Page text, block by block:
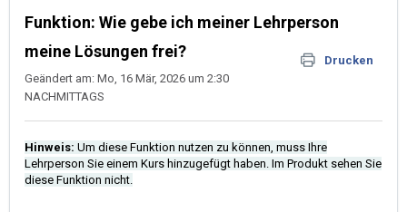
Funktion: Wie gebe ich meiner Lehrperson
meine Lösungen frei?
Drucken
Geändert am: Mo, 16 Mär, 2026 um 2:30
NACHMITTAGS
Hinweis: Um diese Funktion nutzen zu können, muss Ihre
Lehrperson Sie einem Kurs hinzugefügt haben. Im Produkt sehen Sie
diese Funktion nicht.